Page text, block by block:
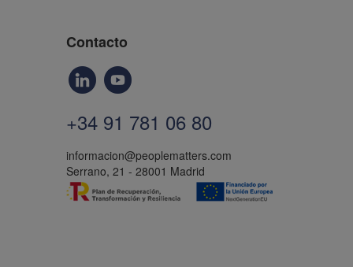
Contacto
+34 91 781 06 80
informacion@peoplematters.com
Serrano, 21 - 28001 Madrid